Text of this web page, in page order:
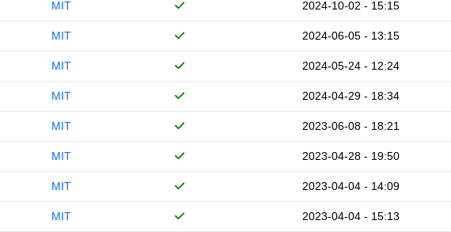
MIT 2024-10-02 - 15:15
MIT 2024-06-05 - 13:15
MIT 2024-05-24 - 12:24
MIT 2024-04-29 - 18:34
MIT 2023-06-08 - 18:21
MIT 2023-04-28 - 19:50
MIT 2023-04-04 - 14:09
MIT 2023-04-04 - 15:13